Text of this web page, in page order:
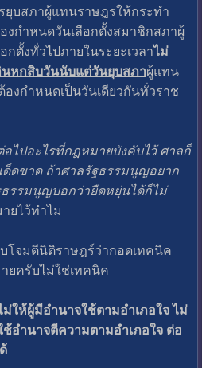
ยุบสภาผู้แทนราษฎรให้กระทำ
งกำหนดวันเลือกตั้งสมาชิกสภาผู้
ตั้งทั่วไปภายในระยะเวลาไม่
หกสิบวันนับแต่วันยุบสภาผู้แทน
งกำหนดเป็นวันเดียวกันทั่วราช
อไปอะไรที่กฎหมายบังคับไว้ ศาลก็
ด็ดขาด ถ้าศาลรัฐธรรมนูญอยาก
รรมนูญบอกว่ายืดหยุ่นได้ก็ไม่
ยไว้ทำไม
จมตีนิติราษฎร์ว่ากอดเทคนิค
ครับไม่ใช่เทคนิค
ให้ผู้มีอำนาจใช้ตามอำเภอใจ ไม่
อำนาจตีความตามอำเภอใจ ต่อ